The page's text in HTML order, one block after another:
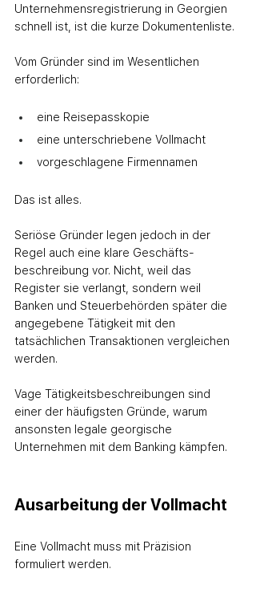
Unternehmensregistrierung in Georgien
schnell ist, ist die kurze Dokumentenliste.
Vom Gründer sind im Wesentlichen
erforderlich:
eine Reisepasskopie
eine unterschriebene Vollmacht
vorgeschlagene Firmennamen
Das ist alles.
Seriöse Gründer legen jedoch in der
Regel auch eine klare Geschäfts­
beschreibung vor. Nicht, weil das
Register sie verlangt, sondern weil
Banken und Steuerbehörden später die
angegebene Tätigkeit mit den
tatsächlichen Transaktionen vergleichen
werden.
Vage Tätigkeitsbeschreibungen sind
einer der häufigsten Gründe, warum
ansonsten legale georgische
Unternehmen mit dem Banking kämpfen.
Ausarbeitung der Vollmacht
Eine Vollmacht muss mit Präzision
formuliert werden.